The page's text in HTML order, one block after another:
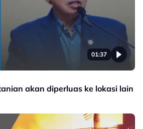
01:37
akan diperluas ke lokasi lain